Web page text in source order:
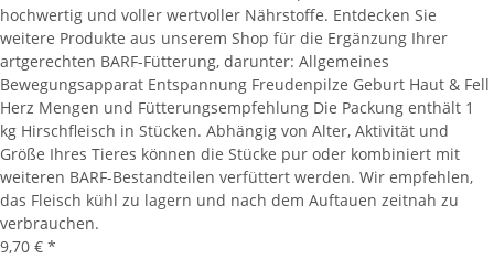
hochwertig und voller wertvoller Nährstoffe. Entdecken Sie
weitere Produkte aus unserem Shop für die Ergänzung Ihrer
artgerechten BARF-Fütterung, darunter: Allgemeines
Bewegungsapparat Entspannung Freudenpilze Geburt Haut & Fell
Herz Mengen und Fütterungsempfehlung Die Packung enthält 1
kg Hirschfleisch in Stücken. Abhängig von Alter, Aktivität und
Größe Ihres Tieres können die Stücke pur oder kombiniert mit
weiteren BARF-Bestandteilen verfüttert werden. Wir empfehlen,
das Fleisch kühl zu lagern und nach dem Auftauen zeitnah zu
verbrauchen.
9,70 € *